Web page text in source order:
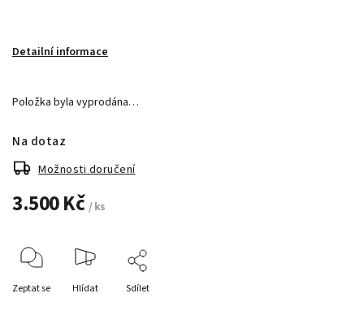
Detailní informace
Položka byla vyprodána…
3.500 Kč / ks
Na dotaz
Možnosti doručení
Zeptat se Hlídat Sdílet